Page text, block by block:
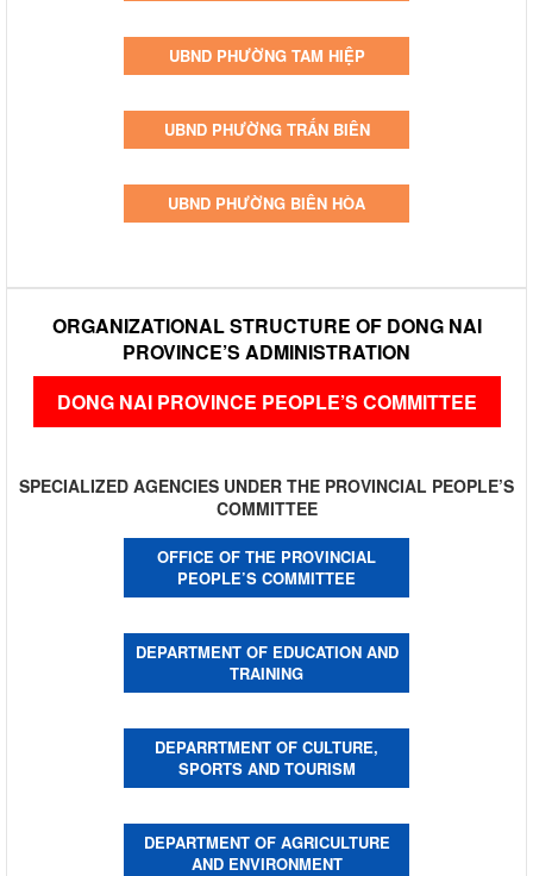
UBND PHƯỜNG TAM HIỆP
UBND PHƯỜNG TRẤN BIÊN
UBND PHƯỜNG BIÊN HÒA
ORGANIZATIONAL STRUCTURE OF DONG NAI
PROVINCE’S ADMINISTRATION
DONG NAI PROVINCE PEOPLE’S COMMITTEE
SPECIALIZED AGENCIES UNDER THE PROVINCIAL PEOPLE’S
COMMITTEE
OFFICE OF THE PROVINCIAL
PEOPLE’S COMMITTEE
DEPARTMENT OF EDUCATION AND
TRAINING
DEPARRTMENT OF CULTURE,
SPORTS AND TOURISM
DEPARTMENT OF AGRICULTURE
AND ENVIRONMENT